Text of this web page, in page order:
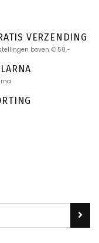
VERZENDING
boven € 50,-